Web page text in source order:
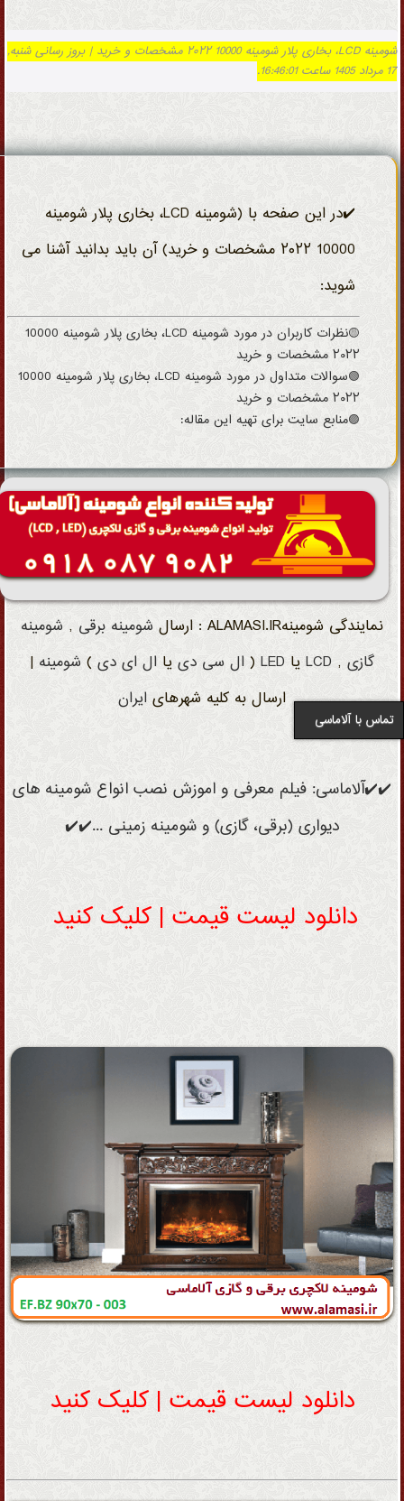
شومینه LCD، بخاری پلار شومینه 10000 ۲۰۲۲ مشخصات و خرید | بروز رسانی شنبه,
17 مرداد 1405 ساعت 16:46:01.
✔️در این صفحه با (شومینه LCD، بخاری پلار شومینه
10000 ۲۰۲۲ مشخصات و خرید) آن باید بدانید آشنا می
شوید:
🟡نظرات کاربران در مورد شومینه LCD، بخاری پلار شومینه 10000
۲۰۲۲ مشخصات و خرید
🟢سوالات متداول در مورد شومینه LCD، بخاری پلار شومینه 10000
۲۰۲۲ مشخصات و خرید
🟣منابع سایت برای تهیه این مقاله:
نمایندگی شومینهALAMASI.IR : ارسال شومینه برقی , شومینه
گازی,
LCDیا LED
( ال سی دییا ال ای دی) شومینه |
ارسال به کلیه شهرهای ایران
✔️✔️آلاماسی: فیلم معرفی و اموزش نصب انواع شومینه های
دیواری (برقی، گازی) و شومینه زمینی ...✔️✔️
دانلود لیست قیمت | کلیک کنید
دانلود لیست قیمت | کلیک کنید
تماس با آلاماسی